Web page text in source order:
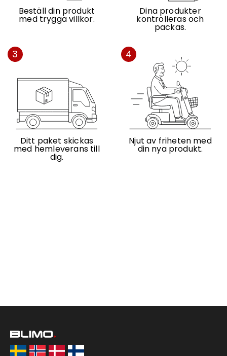
Beställ din produkt
med trygga villkor.
Dina produkter
kontrolleras och
packas.
3
Ditt paket skickas
med hemleverans till
dig.
4
Njut av friheten med
din nya produkt.